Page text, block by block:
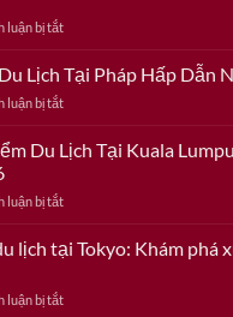
luận bị tắtở
Phá
Điểm
Du
Bắc
Dẫn
2026
Lịch Tại Pháp Hấp Dẫn
luận bị tắtở
Điểm
Du
Tại
Hấp
2026
Du Lịch Tại Kuala
luận bị tắtở
Địa
Điểm
Lịch
lịch tại Tokyo: Khám phá
luận bị tắtở